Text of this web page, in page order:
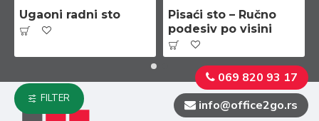
Ugaoni radni sto
Pisaći sto – Ručno
podesiv po visini
069 820 93 17
info@office2go.rs
FILTER